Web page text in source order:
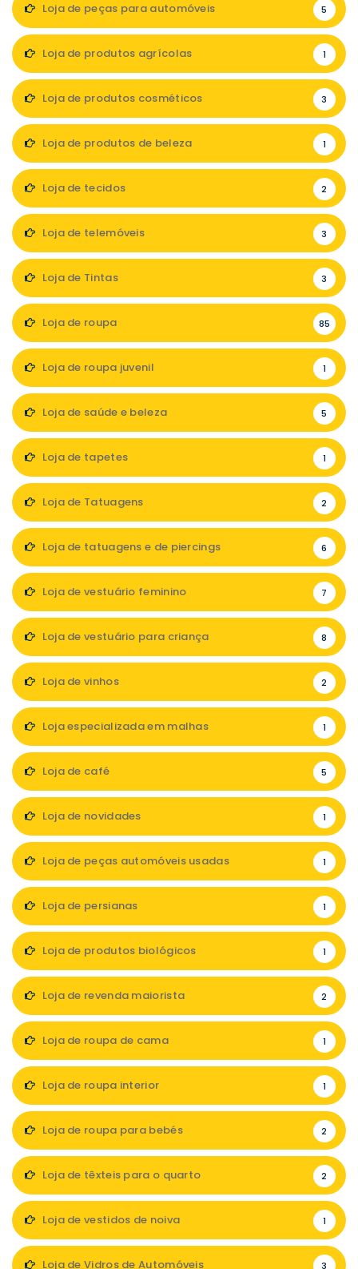
Loja de peças para automóveis 5
Loja de produtos agrícolas 1
Loja de produtos cosméticos 3
Loja de produtos de beleza 1
Loja de tecidos 2
Loja de telemóveis 3
Loja de Tintas 3
Loja de roupa 85
Loja de roupa juvenil 1
Loja de saúde e beleza 5
Loja de tapetes 1
Loja de Tatuagens 2
Loja de tatuagens e de piercings 6
Loja de vestuário feminino 7
Loja de vestuário para criança 8
Loja de vinhos 2
Loja especializada em malhas 1
Loja de café 5
Loja de novidades 1
Loja de peças automóveis usadas 1
Loja de persianas 1
Loja de produtos biológicos 1
Loja de revenda maiorista 2
Loja de roupa de cama 1
Loja de roupa interior 1
Loja de roupa para bebés 2
Loja de têxteis para o quarto 2
Loja de vestidos de noiva 1
Loja de Vidros de Automóveis 3